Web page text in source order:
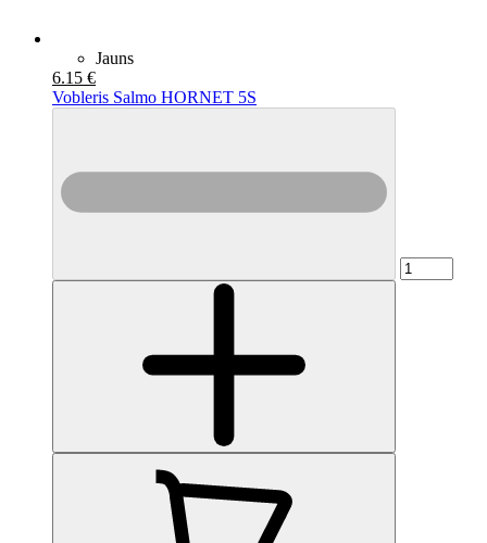
Jauns
6.15 €
Vobleris Salmo HORNET 5S